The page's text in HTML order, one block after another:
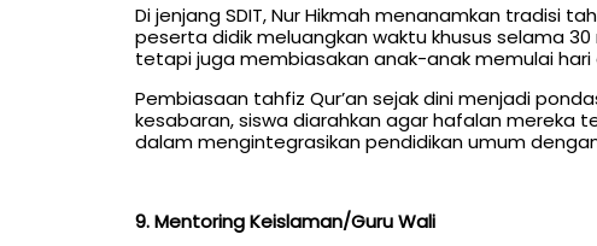
Di jenjang SDIT, Nur Hikmah menanamkan tradisi
peserta didik meluangkan waktu khusus selama
tetapi juga membiasakan anak-anak memulai
Pembiasaan tahfiz Qur’an sejak dini menjadi
kesabaran, siswa diarahkan agar hafalan mereka
dalam mengintegrasikan pendidikan umum
9. Mentoring Keislaman/Guru Wali